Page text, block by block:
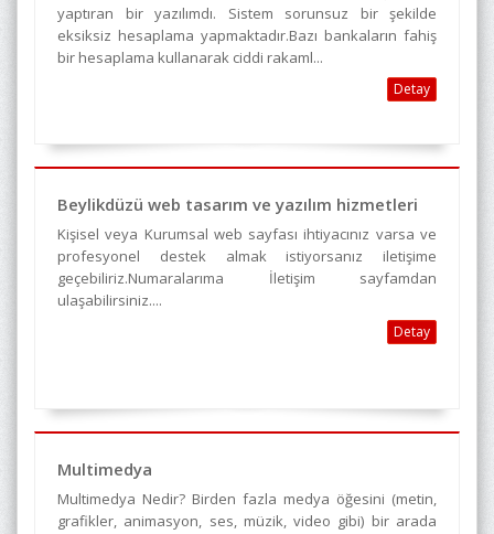
yaptıran bir yazılımdı. Sistem sorunsuz bir şekilde
eksiksiz hesaplama yapmaktadır.Bazı bankaların fahiş
bir hesaplama kullanarak ciddi rakaml...
Detay
Beylikdüzü web tasarım ve yazılım hizmetleri
Kişisel veya Kurumsal web sayfası ihtiyacınız varsa ve
profesyonel destek almak istiyorsanız iletişime
geçebiliriz.Numaralarıma İletişim sayfamdan
ulaşabilirsiniz....
Detay
Multimedya
Multimedya Nedir? Birden fazla medya öğesini (metin,
grafikler, animasyon, ses, müzik, video gibi) bir arada